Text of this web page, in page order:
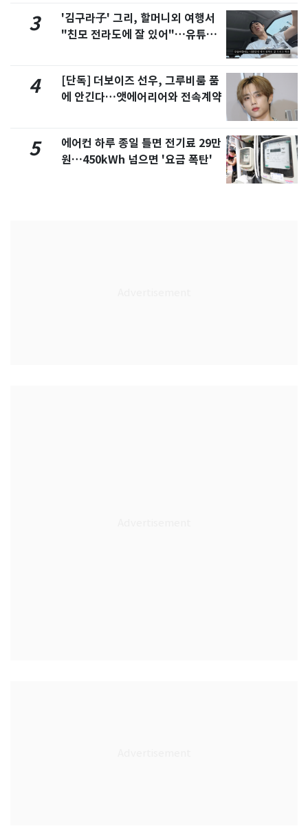
3
'김구라子' 그리, 할머니외 여행서
"친모 전라도에 잘 있어"…유튜브
4
[단독] 더보이즈 선우, 그루비룸 품
에 안긴다…앳에어리어와 전속계약
5
에어컨 하루 종일 틀면 전기료 29만
원…450kWh 넘으면 '요금 폭탄'